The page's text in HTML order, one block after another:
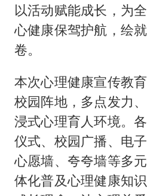
以活动赋能成长，为
心健康保驾护航，绘
卷。
本次心理健康宣传教
校园阵地，多点发力
浸式心理育人环境。
仪式、校园广播、电
心愿墙、夸夸墙等多
体化普及心理健康知